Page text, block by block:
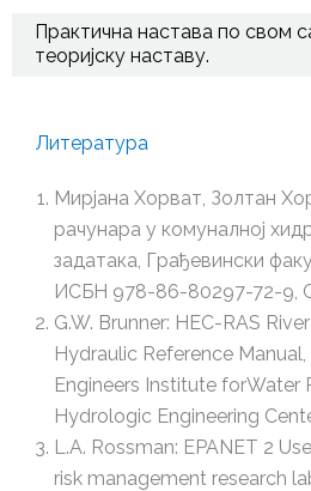
Практична настава по свом
теоријску наставу.
Литература
Мирјана Хорват, Золтан
рачунара у комуналној
задатака, Грађевински
ИСБН 978-86-80297-72-9,
G.W. Brunner: HEC-RAS
Hydraulic Reference
Engineers Institute forWater
Hydrologic Engineering
L.A. Rossman: EPANET 2
risk management research